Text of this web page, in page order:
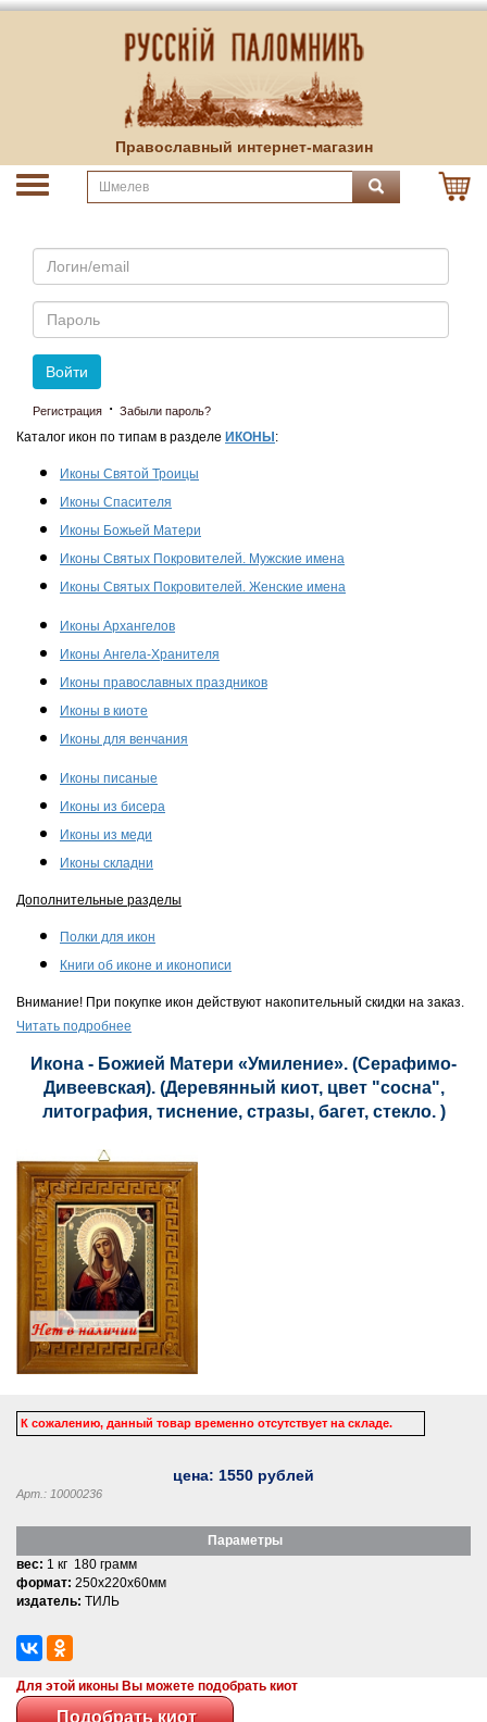
Православный интернет-магазин
Email
Пароль
Войти
Регистрация · Забыли пароль?
Каталог икон по типам в разделе ИКОНЫ :
Иконы Святой Троицы
Иконы Спасителя
Иконы Божьей Матери
Иконы Святых Покровителей. Мужские имена
Иконы Святых Покровителей. Женские имена
Иконы Архангелов
Иконы Ангела-Хранителя
Иконы православных праздников
Иконы в киоте
Иконы для венчания
Иконы писаные
Иконы из бисера
Иконы из меди
Иконы складни
Дополнительные разделы
Полки для икон
Книги об иконе и иконописи
Внимание! При покупке икон действуют накопительный скидки на заказ.
Читать подробнее
Икона - Божией Матери «Умиление». (Серафимо-
Дивеевская). (Деревянный киот, цвет "сосна",
литография, тиснение, стразы, багет, стекло. )
К сожалению, данный товар временно отсутствует на складе.
цена: 1550 рублей
Арт.: 10000236
Параметры
вес: 1 кг 180 грамм
формат: 250x220x60мм
издатель: ТИЛЬ
Для этой иконы Вы можете подобрать киот